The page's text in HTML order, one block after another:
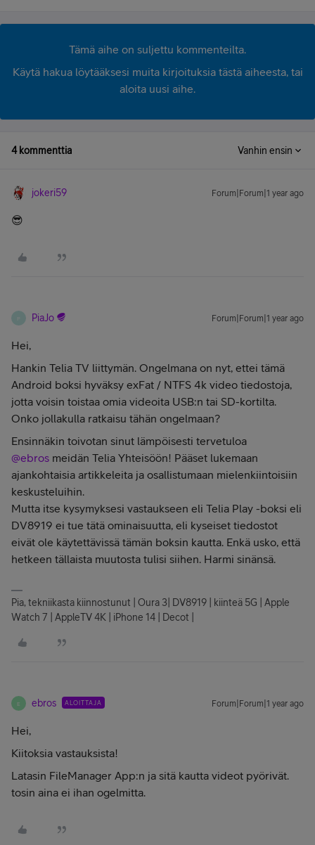
Tämä aihe on suljettu kommenteilta.
Käytä hakua löytääksesi muita kirjoituksia tästä aiheesta, tai
aloita uusi aihe.
4 kommenttia Vanhin ensin
jokeri59 Forum|Forum|1 year ago
😎
PiaJo Forum|Forum|1 year ago
Hei,
Hankin Telia TV liittymän. Ongelmana on nyt, ettei tämä
Android boksi hyväksy exFat / NTFS 4k video tiedostoja,
jotta voisin toistaa omia videoita USB:n tai SD-kortilta.
Onko jollakulla ratkaisu tähän ongelmaan?
Ensinnäkin toivotan sinut lämpöisesti tervetuloa ​
@ebros meidän Telia Yhteisöön! Pääset lukemaan
ajankohtaisia artikkeleita ja osallistumaan mielenkiintoisiin
keskusteluihin.
Mutta itse kysymyksesi vastaukseen eli Telia Play -boksi eli
DV8919 ei tue tätä ominaisuutta, eli kyseiset tiedostot
eivät ole käytettävissä tämän boksin kautta. Enkä usko, että
hetkeen tällaista muutosta tulisi siihen. Harmi sinänsä.
Pia, tekniikasta kiinnostunut | Oura 3| DV8919 | kiinteä 5G | Apple
Watch 7 | AppleTV 4K | iPhone 14 | Decot |
E ebros ALOITTAJA Forum|Forum|1 year ago
Hei,
Kiitoksia vastauksista!
Latasin FileManager App:n ja sitä kautta videot pyörivät.
tosin aina ei ihan ogelmitta.